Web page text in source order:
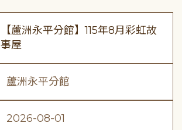
【蘆洲永平分館】115年8月彩虹故
事屋
蘆洲永平分館
2026-08-01